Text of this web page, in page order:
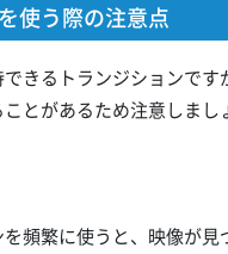
使う際の注意点
きるトランジションです
とがあるため注意しまし
頻繁に使うと、映像が見